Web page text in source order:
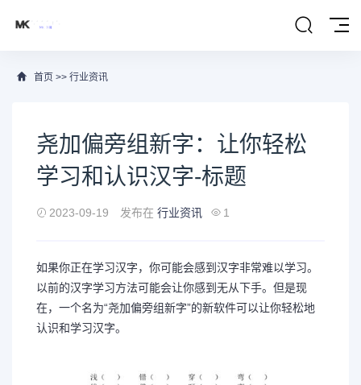
首页 >> 行业资讯
尧加偏旁组新字：让你轻松
学习和认识汉字-标题
2023-09-19 发布在 行业资讯 1
如果你正在学习汉字，你可能会感到汉字非常难以学习。
以前的汉字学习方法可能会让你感到无从下手。但是现
在，一个名为“尧加偏旁组新字”的新软件可以让你轻松地
认识和学习汉字。